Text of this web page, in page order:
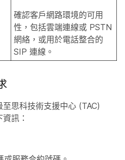
確認客戶網路環境的可用
性，包括雲端連線或 PSTN
網絡，或用於電話整合的
SIP 連線。
思科技術支援中心 (TAC)
訊：